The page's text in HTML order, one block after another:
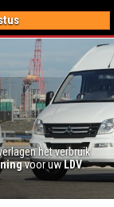
het verbruik
voor uwLDV.